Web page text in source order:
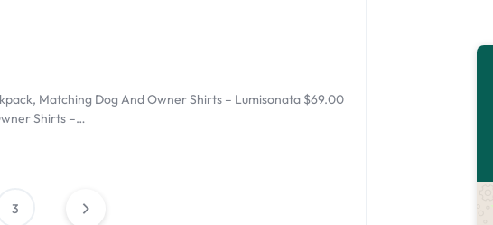
Matching Dog And Owner Shirts – Lumisonata $69.00
Shirts –…
3